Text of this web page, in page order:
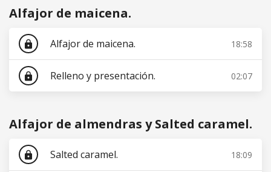
Alfajor de maicena.
lock Alfajor de maicena. 18:58
lock Relleno y presentación. 02:07
Alfajor de almendras y Salted caramel.
lock Salted caramel. 18:09